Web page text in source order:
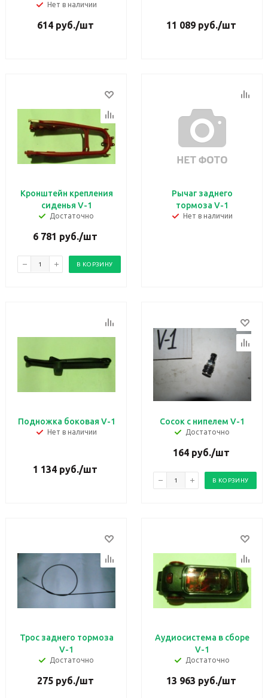
Нет в наличии
614руб./шт 11 089руб./шт
Кронштейн крепления
сиденья V-1
Достаточно
6 781 руб./шт
В КОРЗИНУ
Рычаг заднего
тормоза V-1
Нет в наличии
Подножка боковая V-1
Нет в наличии
1 134 руб./шт
Сосок с нипелем V-1
Достаточно
164руб./шт
В КОРЗИНУ
Трос заднего тормоза
V-1
Достаточно
275руб./шт
Аудиосистема в сборе
V-1
Достаточно
13 963 руб./шт